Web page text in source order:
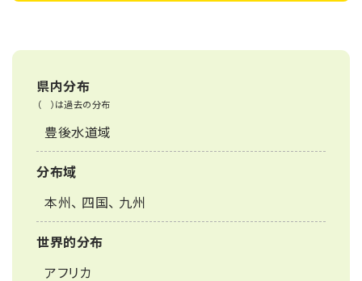
県内分布
（ ）は過去の分布
豊後水道域
分布域
本州、 四国、 九州
世界的分布
アフリカ